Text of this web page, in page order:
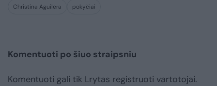
Christina Aguilera pokyčiai
Komentuoti po šiuo straipsniu
Komentuoti gali tik Lrytas registruoti vartotojai.